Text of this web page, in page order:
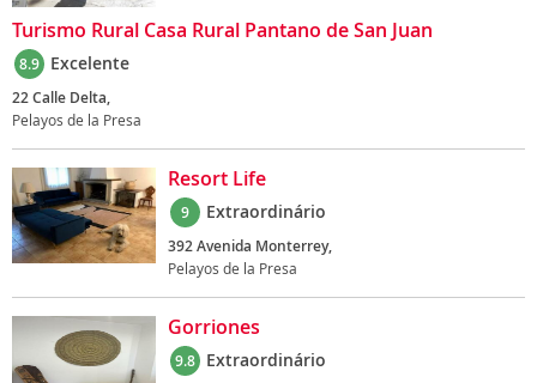
Turismo Rural Casa Rural Pantano de San Juan
8.9 Excelente
22 Calle Delta,
Pelayos de la Presa
Resort Life
9 Extraordinário
392 Avenida Monterrey,
Pelayos de la Presa
Gorriones
9.8 Extraordinário